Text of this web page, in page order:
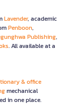
Lavender, academic
Penboon,
Publishing,
. All available at a
& office
mechanical
in one place.